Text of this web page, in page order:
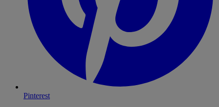
Pinterest